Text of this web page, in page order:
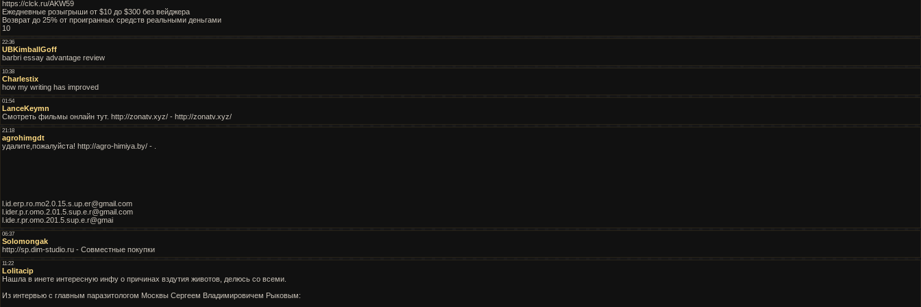
https://clck.ru/AKW59
Ежедневные розыгрыши от $10 до $300 без вейджера
Возврат до 25% от проигранных средств реальными деньгами
10
22:36
UBKimballGoff
barbri essay advantage review
10:38
Charlestix
how my writing has improved
01:54
LanceKeymn
Смотреть фильмы онлайн тут. http://zonatv.xyz/ - http://zonatv.xyz/
21:18
agrohimgdt
удалите,пожалуйста! http://agro-himiya.by/ - .
l.id.erp.ro.mo2.0.15.s.up.er@gmail.com
l.ider.p.r.omo.2.01.5.sup.e.r@gmail.com
l.ide.r.pr.omo.201.5.sup.e.r@gmai
06:37
Solomongak
http://sp.dim-studio.ru - Совместные покупки
11:22
Lolitacip
Нашла в инете интересную инфу о причинах вздутия животов, делюсь со всеми.
Из интервью с главным паразитологом Москвы Сергеем Владимировичем Рыковым: